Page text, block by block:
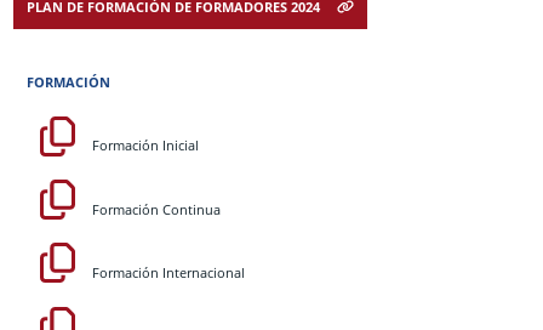
PLAN DE FORMACIÓN DE FORMADORES 2024
FORMACIÓN
Formación Inicial
Formación Continua
Formación Internacional